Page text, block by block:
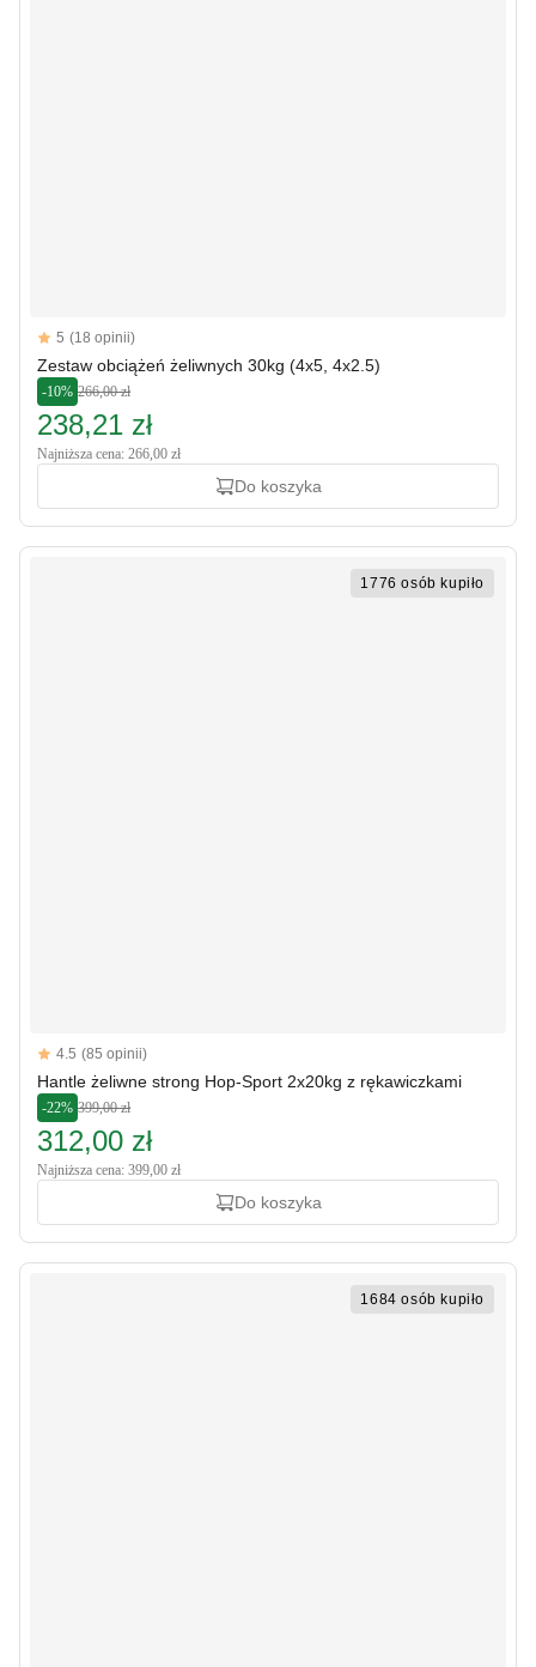
Reviews
5 out of 5 stars
5 (18 opinii)
Zestaw obciążeń żeliwnych 30kg (4x5, 4x2.5)
-10% 266,00 zł
238,21 zł
Najniższa cena: 266,00 zł
Do koszyka
1776 osób kupiło
Reviews
4.5 out of 5 stars
4.5 (85 opinii)
Hantle żeliwne strong Hop-Sport 2x20kg z rękawiczkami
-22% 399,00 zł
312,00 zł
Najniższa cena: 399,00 zł
Do koszyka
1684 osób kupiło